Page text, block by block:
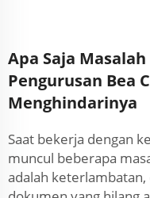
Apa Saja
Pengurusan Bea
Menghindarinya
Saat bekerja dengan
muncul beberapa
adalah